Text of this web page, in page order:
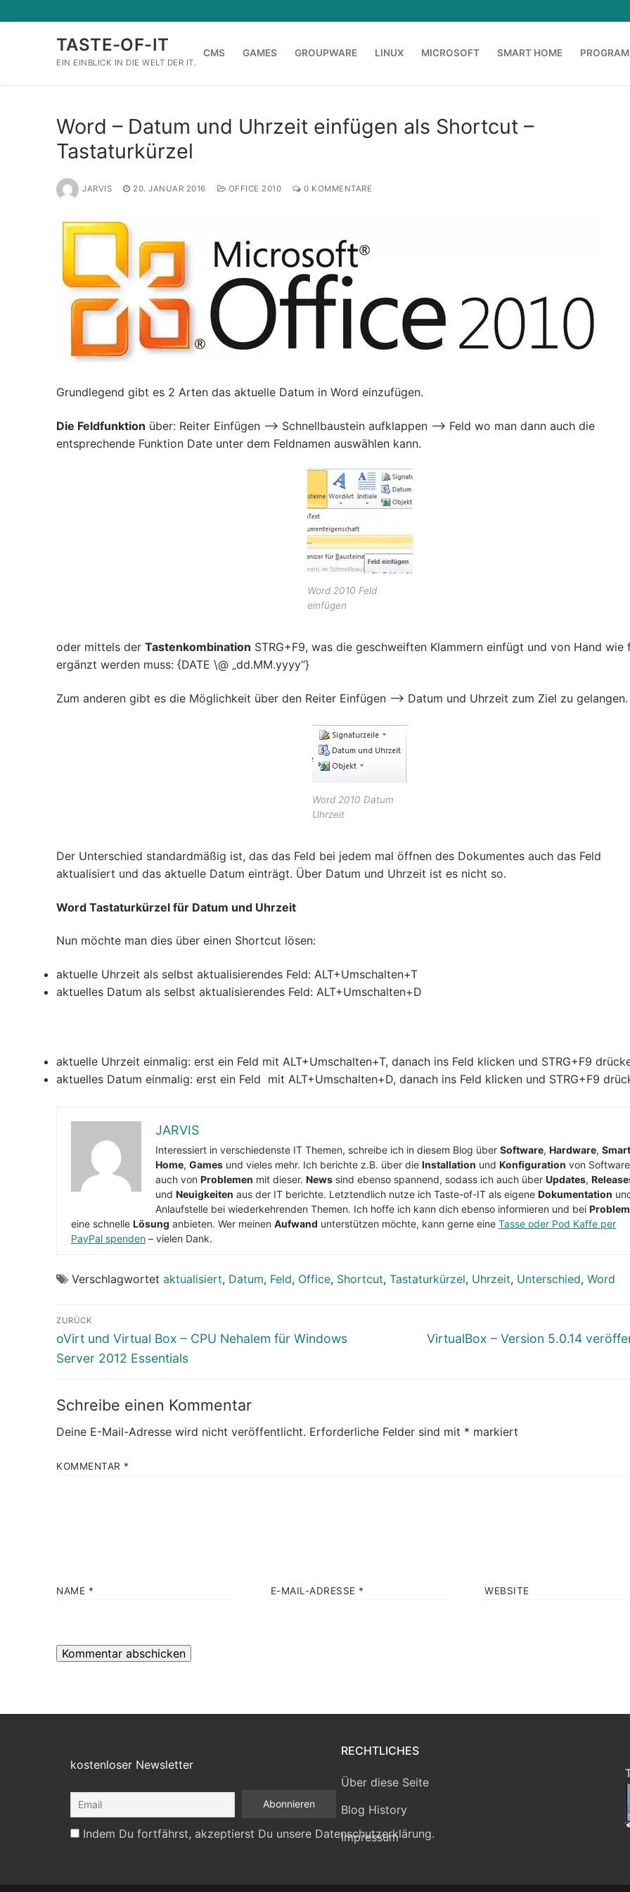
Inhalt
TASTE-OF-IT
EIN EINBLICK IN DIE WELT DER IT.
CMS GAMES GROUPWARE LINUX MICROSOFT SMART HOME
Word – Datum und Uhrzeit einfügen als Shortcut –
Tastaturkürzel
JARVIS 20. JANUAR 2016 OFFICE 2010 0 KOMMENTARE
Grundlegend gibt es 2 Arten das aktuelle Datum in Word einzufügen.
Die Feldfunktion über: Reiter Einfügen –> Schnellbaustein aufklappen –> Feld wo man dann auch die
entsprechende Funktion Date unter dem Feldnamen auswählen kann.
Word 2010 Feld
einfügen
oder mittels der Tastenkombination STRG+F9, was die geschweiften Klammern einfügt und von Hand wie
ergänzt werden muss: {DATE \@ „dd.MM.yyyy“}
Zum anderen gibt es die Möglichkeit über den Reiter Einfügen –> Datum und Uhrzeit zum Ziel zu gelangen.
Word 2010 Datum
Uhrzeit
Der Unterschied standardmäßig ist, das das Feld bei jedem mal öffnen des Dokumentes auch das Feld
aktualisiert und das aktuelle Datum einträgt. Über Datum und Uhrzeit ist es nicht so.
Word Tastaturkürzel für Datum und Uhrzeit
Nun möchte man dies über einen Shortcut lösen:
aktuelle Uhrzeit als selbst aktualisierendes Feld: ALT+Umschalten+T
aktuelles Datum als selbst aktualisierendes Feld: ALT+Umschalten+D
aktuelle Uhrzeit einmalig: erst ein Feld mit ALT+Umschalten+T, danach ins Feld klicken und STRG+F9
aktuelles Datum einmalig: erst ein Feld mit ALT+Umschalten+D, danach ins Feld klicken und STRG+F9
JARVIS
Interessiert in verschiedenste IT Themen, schreibe ich in diesem Blog über Software, Hardware, Smart
Home, Games und vieles mehr. Ich berichte z.B. über die Installation und Konfiguration von
auch von Problemen mit dieser. News sind ebenso spannend, sodass ich auch über Updates,
und Neuigkeiten aus der IT berichte. Letztendlich nutze ich Taste-of-IT als eigene Dokumentation
Anlaufstelle bei wiederkehrenden Themen. Ich hoffe ich kann dich ebenso informieren und bei
eine schnelle Lösung anbieten. Wer meinen Aufwand unterstützen möchte, kann gerne eine Tasse oder Pod Kaffe per
PayPal spenden – vielen Dank.
Verschlagwortet aktualisiert, Datum, Feld, Office, Shortcut, Tastaturkürzel, Uhrzeit, Unterschied, Word
Beitragsnavigation
ZURÜCK
Vorheriger
Beitrag:
oVirt und Virtual Box – CPU Nehalem für Windows
Server 2012 Essentials
Nächster
VirtualBox – Version 5.0.14
Schreibe einen Kommentar
Deine E-Mail-Adresse wird nicht veröffentlicht. Erforderliche Felder sind mit * markiert
KOMMENTAR *
NAME * E-MAIL-ADRESSE * WEBSITE
kostenloser Newsletter
Indem Du fortfährst, akzeptierst Du unsere Datenschutzerklärung.
RECHTLICHES
Über diese Seite
Blog History
Impressum